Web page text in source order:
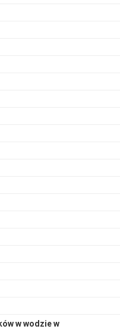
w wodzie w